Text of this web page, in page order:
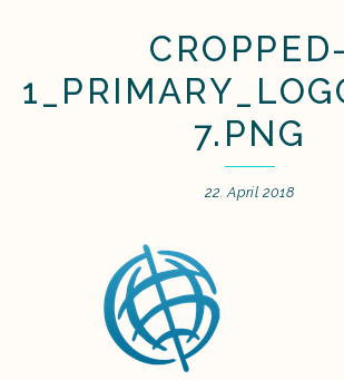
CROPPED-
7.PNG
22. April 2018